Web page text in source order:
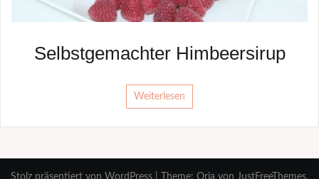
Selbstgemachter Himbeersirup
Weiterlesen
Stolz präsentiert von WordPress Theme: Oria von JustFreeThemes.